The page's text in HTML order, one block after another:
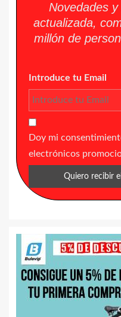
Novedades
actualizada,
millón de
Introduce tu Email
Doy mi
electrónicos